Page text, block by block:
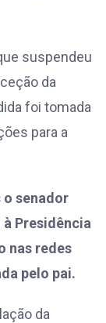
suspendeu
da
foi tomada
para a
senador
Presidência
nas redes
pelo pai.
da